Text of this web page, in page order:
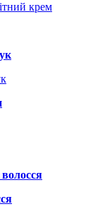
крем